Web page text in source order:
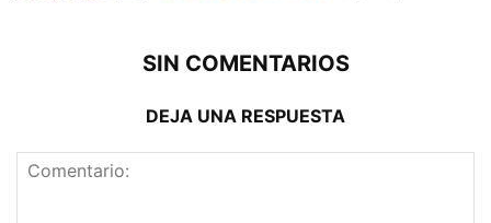
SIN COMENTARIOS
DEJA UNA RESPUESTA